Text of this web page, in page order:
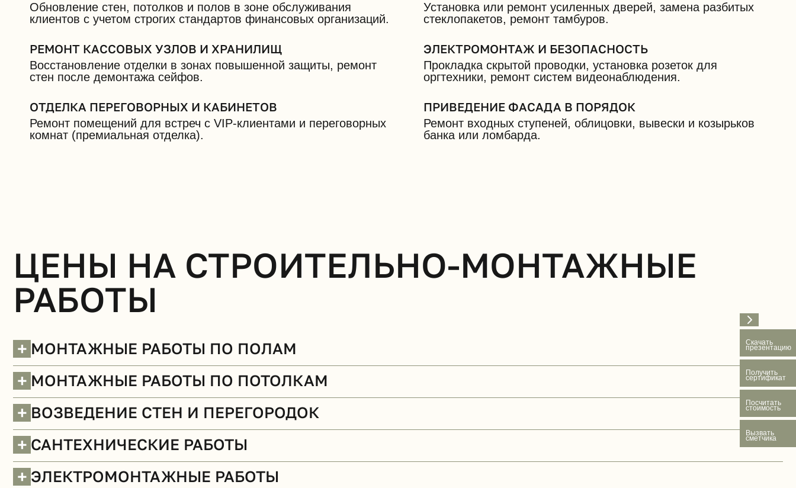
Обновление стен, потолков и полов в зоне обслуживания
клиентов с учетом строгих стандартов финансовых организаций.
Установка или ремонт усиленных дверей, замена разбитых
стеклопакетов, ремонт тамбуров.
РЕМОНТ КАССОВЫХ УЗЛОВ И ХРАНИЛИЩ
Восстановление отделки в зонах повышенной защиты, ремонт
стен после демонтажа сейфов.
ЭЛЕКТРОМОНТАЖ И БЕЗОПАСНОСТЬ
Прокладка скрытой проводки, установка розеток для
оргтехники, ремонт систем видеонаблюдения.
ОТДЕЛКА ПЕРЕГОВОРНЫХ И КАБИНЕТОВ
Ремонт помещений для встреч с VIP-клиентами и переговорных
комнат (премиальная отделка).
ПРИВЕДЕНИЕ ФАСАДА В ПОРЯДОК
Ремонт входных ступеней, облицовки, вывески и козырьков
банка или ломбарда.
ЦЕНЫ НА СТРОИТЕЛЬНО-МОНТАЖНЫЕ
РАБОТЫ
+ МОНТАЖНЫЕ РАБОТЫ ПО ПОЛАМ
+ МОНТАЖНЫЕ РАБОТЫ ПО ПОТОЛКАМ
+ ВОЗВЕДЕНИЕ СТЕН И ПЕРЕГОРОДОК
+ САНТЕХНИЧЕСКИЕ РАБОТЫ
+ ЭЛЕКТРОМОНТАЖНЫЕ РАБОТЫ
Скачать
презентацию
Получить
сертификат
Посчитать
стоимость
Вызвать
сметчика